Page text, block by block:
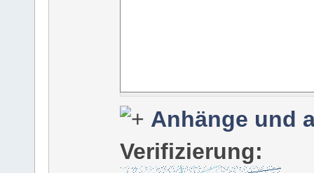
Anhänge und
Verifizierung: